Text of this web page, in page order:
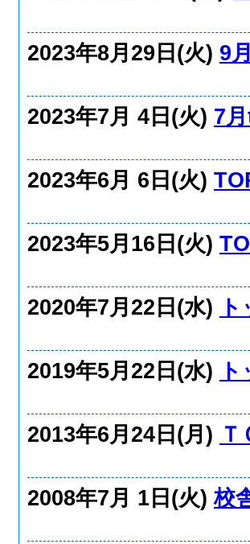
2023年8月29日(火) 9
2023年7月 4日(火) 7
2023年6月 6日(火)
2023年5月16日(火)
2020年7月22日(水)
2019年5月22日(水)
2013年6月24日(月)
2008年7月 1日(火)校